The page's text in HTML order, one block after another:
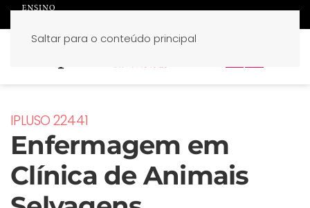
Saltar para o conteúdo principal
IPLUSO 22441
Enfermagem em
Clínica de Animais